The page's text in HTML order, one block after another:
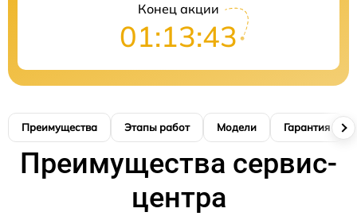
Конец акции
01:13:42
Преимущества Этапы работ Модели Гарантия
Преимущества сервис-
центра